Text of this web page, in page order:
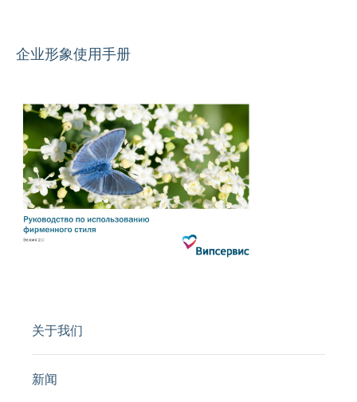
企业形象使用手册
关于我们
新闻